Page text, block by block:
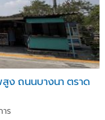
ง ถนนบางนา ตราด
าร